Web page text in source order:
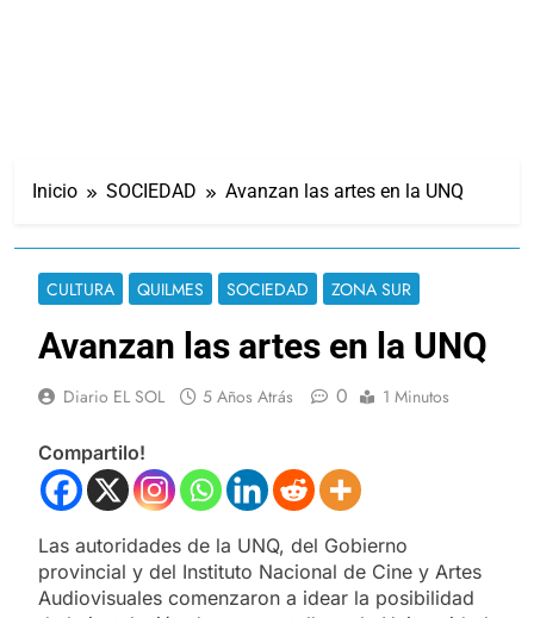
Inicio SOCIEDAD Avanzan las artes en la UNQ
CULTURA QUILMES SOCIEDAD ZONA SUR
Avanzan las artes en la UNQ
Diario EL SOL 5 Años Atrás 0 1 Minutos
Compartilo!
Las autoridades de la UNQ, del Gobierno
provincial y del Instituto Nacional de Cine y Artes
Audiovisuales comenzaron a idear la posibilidad